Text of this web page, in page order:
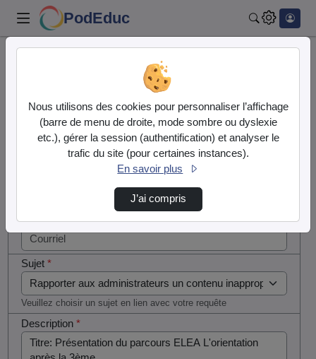
PodEduc
Contactez nous
Votre message
Courriel*
Sujet*
Veuillez choisir un sujet en lien avec votre requête
Description*
si vous
êtes un
humain en
Nous utilisons des cookies pour personnaliser l’affichage
(barre de menu de droite, mode sombre ou dyslexie
etc.), gérer la session (authentification) et analyser le
trafic du site (pour certaines instances).
En savoir plus
J’ai compris